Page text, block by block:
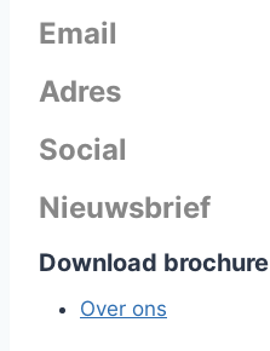
Email
Adres
Social
Nieuwsbrief
Download brochure
Over ons